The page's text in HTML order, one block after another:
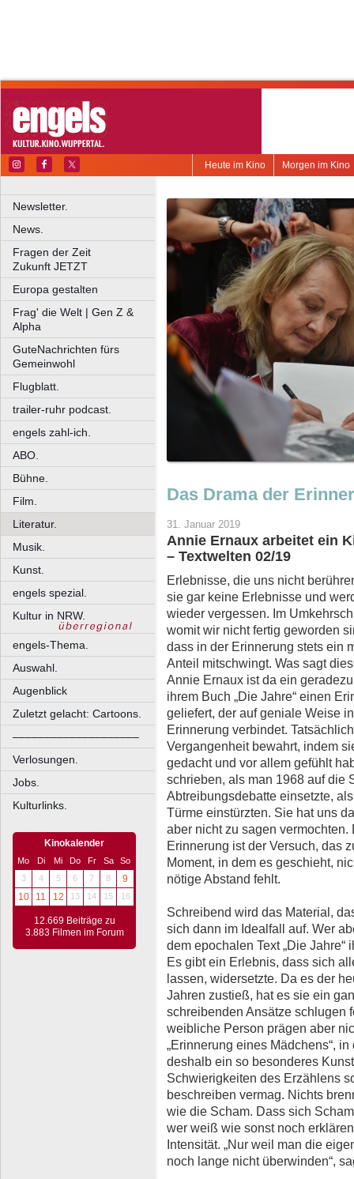
Morgen im Kino
Heute im Kino
Newsletter.
News.
Fragen der Zeit
Zukunft JETZT
Europa gestalten
Frag' die Welt | Gen Z &
Alpha
GuteNachrichten fürs
Gemeinwohl
Flugblatt.
trailer-ruhr podcast.
engels zahl-ich.
ABO.
Bühne.
Film.
Literatur.
Musik.
Kunst.
engels spezial.
Kultur in NRW.
engels-Thema.
Auswahl.
Augenblick
Zuletzt gelacht: Cartoons.
––––––––––––––––––––
Verlosungen.
Jobs.
Kulturlinks.
Kinokalender
Mo Di Mi Do Fr Sa
So
3
4 5 6 7 8
9
10
11 12 13 14 15 16
12.669 Beiträge zu
3.883 Filmen im Forum
Das Drama der
31. Januar 2019
Annie Ernaux arbeitet ein
– Textwelten 02/19
Erlebnisse, die uns nicht
sie gar keine Erlebnisse und
wieder vergessen. Im
womit wir nicht fertig geworden
dass in der Erinnerung stets ein
Anteil mitschwingt. Was sagt
Annie Ernaux ist da ein
ihrem Buch „Die Jahre“ einen
geliefert, der auf geniale Weise
Erinnerung verbindet.
Vergangenheit bewahrt, indem
gedacht und vor allem gefühlt
schrieben, als man 1968 auf die
Abtreibungsdebatte einsetzte,
Türme einstürzten. Sie hat uns
aber nicht zu sagen
Erinnerung ist der Versuch, das
Moment, in dem es geschieht,
nötige Abstand fehlt.
Schreibend wird das Material,
sich dann im Idealfall auf. Wer
dem epochalen Text „Die
Es gibt ein Erlebnis, dass sich
lassen, widersetzte. Da es der
Jahren zustieß, hat es sie ein
schreibenden Ansätze schlugen
weibliche Person prägen aber
„Erinnerung eines Mädchens“,
deshalb ein so besonderes
Schwierigkeiten des Erzählens
beschreiben vermag. Nichts
wie die Scham. Dass sich
wer weiß wie sonst noch
Intensität. „Nur weil man die
noch lange nicht überwinden“,